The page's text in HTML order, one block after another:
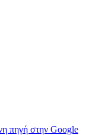
πηγή στην Google